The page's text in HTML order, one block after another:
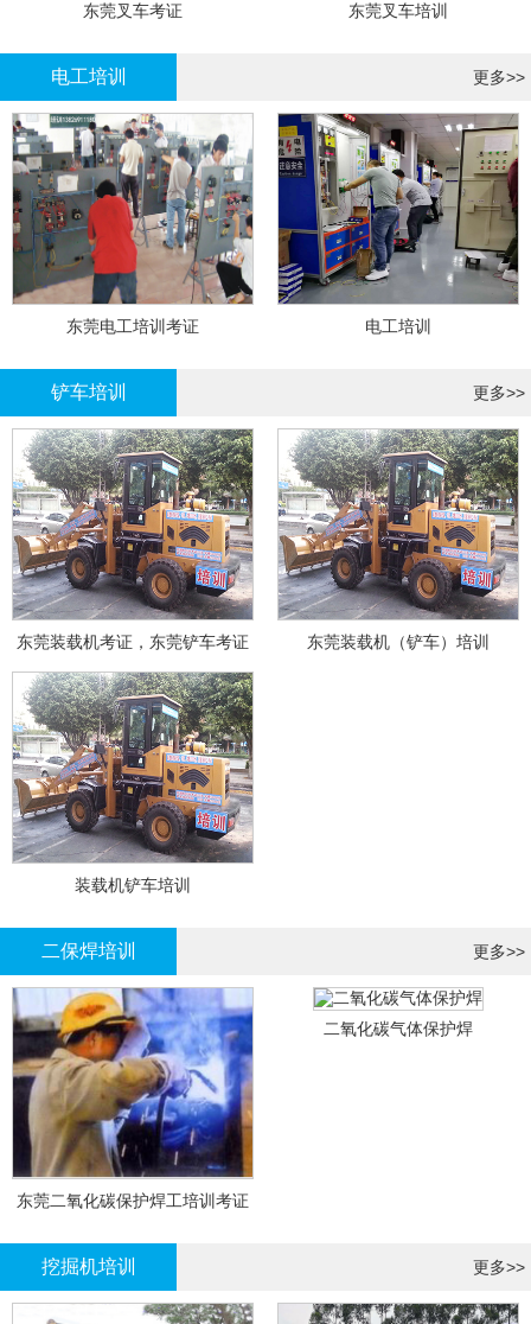
东莞叉车考证 东莞叉车培训
电工培训 更多>>
东莞电工培训考证 电工培训
铲车培训 更多>>
东莞装载机考证，东莞铲车考证 东莞装载机（铲车）培训
装载机铲车培训
二保焊培训 更多>>
东莞二氧化碳保护焊工培训考证
二氧化碳气体保护焊
挖掘机培训 更多>>